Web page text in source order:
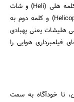
هلیشات (Helishot) واژه‌ای است مشتق شده از دو کلمه هلی (Heli) و شات
(Shot) که کلمه اول کوتاه شده کلمه هلیکوپتر (Helicopter) و کلمه دوم به
هلیشات یعنی پهبادی
فیلمبرداری هوایی را
نا خودآگاه به سمت